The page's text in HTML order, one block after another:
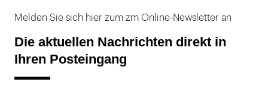
Melden Sie sich hier zum zm Online-Newsletter an
Die aktuellen Nachrichten direkt in
Ihren Posteingang